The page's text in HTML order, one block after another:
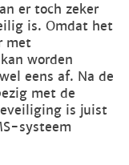
er toch zeker
is. Omdat het
met
worden
eens af. Na de
met de
is juist
systeem